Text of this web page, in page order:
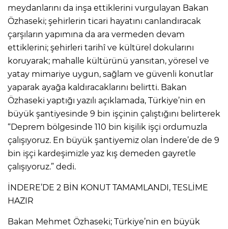
meydanlarını da inşa ettiklerini vurgulayan Bakan
Özhaseki; şehirlerin ticari hayatını canlandıracak
çarşıların yapımına da ara vermeden devam
ettiklerini; şehirleri tarihî ve kültürel dokularını
koruyarak; mahalle kültürünü yansıtan, yöresel ve
yatay mimariye uygun, sağlam ve güvenli konutlar
yaparak ayağa kaldıracaklarını belirtti. Bakan
Özhaseki yaptığı yazılı açıklamada, Türkiye’nin en
büyük şantiyesinde 9 bin işçinin çalıştığını belirterek
“Deprem bölgesinde 110 bin kişilik işçi ordumuzla
çalışıyoruz. En büyük şantiyemiz olan İndere’de de 9
bin işçi kardeşimizle yaz kış demeden gayretle
çalışıyoruz.” dedi.
İNDERE’DE 2 BİN KONUT TAMAMLANDI, TESLİME
HAZIR
Bakan Mehmet Özhaseki; Türkiye’nin en büyük